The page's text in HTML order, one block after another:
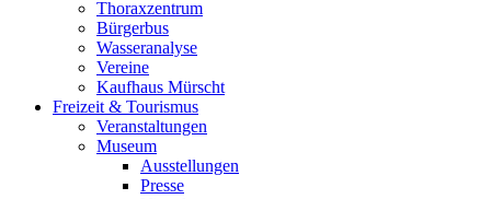
Thoraxzentrum
Bürgerbus
Wasseranalyse
Vereine
Kaufhaus Mürscht
Freizeit & Tourismus
Veranstaltungen
Museum
Ausstellungen
Presse